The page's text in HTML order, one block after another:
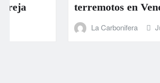
terremotos en Venezuela
La Carbonifera Jun 26, 2026